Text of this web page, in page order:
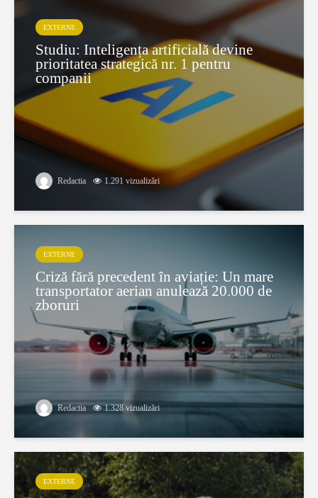
EXTERNE
Studiu: Inteligența artificială devine
prioritatea strategică nr. 1 pentru
companii
Redactia 1.291 vizualizări
EXTERNE
Criză fără precedent în aviație: Un mare
transportator aerian anulează 20.000 de
zboruri
Redactia 1.328 vizualizări
EXTERNE